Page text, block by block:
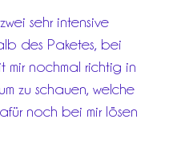
sehr intensive
des Paketes, bei
mir nochmal richtig in
zu schauen, welche
noch bei mir lösen